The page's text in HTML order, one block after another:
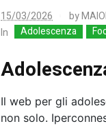
15/03/2026 by
In
Adolescenza
Il web per gli
non solo.